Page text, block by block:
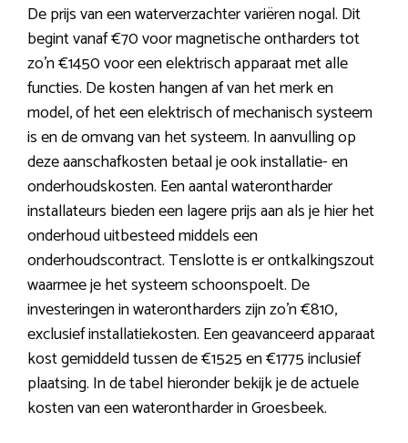
De prijs van een waterverzachter variëren nogal. Dit
begint vanaf €70 voor magnetische ontharders tot
zo’n €1450 voor een elektrisch apparaat met alle
functies. De kosten hangen af van het merk en
model, of het een elektrisch of mechanisch systeem
is en de omvang van het systeem. In aanvulling op
deze aanschafkosten betaal je ook installatie- en
onderhoudskosten. Een aantal waterontharder
installateurs bieden een lagere prijs aan als je hier het
onderhoud uitbesteed middels een
onderhoudscontract. Tenslotte is er ontkalkingszout
waarmee je het systeem schoonspoelt. De
investeringen in waterontharders zijn zo’n €810,
exclusief installatiekosten. Een geavanceerd apparaat
kost gemiddeld tussen de €1525 en €1775 inclusief
plaatsing. In de tabel hieronder bekijk je de actuele
kosten van een waterontharder in Groesbeek.